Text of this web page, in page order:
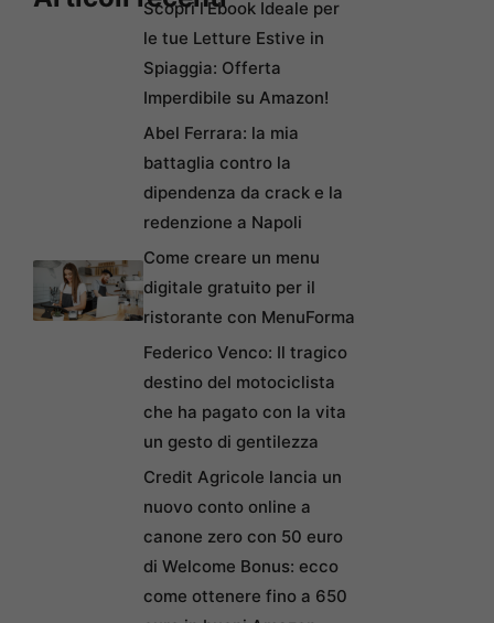
Scopri l’Ebook Ideale per
le tue Letture Estive in
Spiaggia: Offerta
Imperdibile su Amazon!
Abel Ferrara: la mia
battaglia contro la
dipendenza da crack e la
redenzione a Napoli
Come creare un menu
digitale gratuito per il
ristorante con MenuForma
Federico Venco: Il tragico
destino del motociclista
che ha pagato con la vita
un gesto di gentilezza
Credit Agricole lancia un
nuovo conto online a
canone zero con 50 euro
di Welcome Bonus: ecco
come ottenere fino a 650